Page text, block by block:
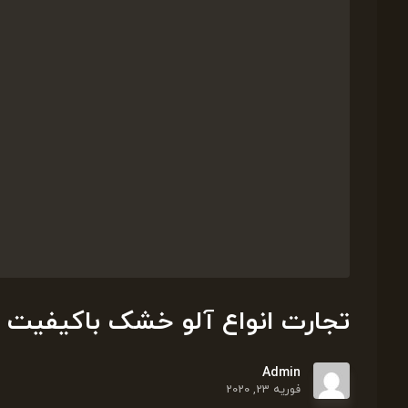
تجارت انواع آلو خشک
Admin
فوریه 23, 2020